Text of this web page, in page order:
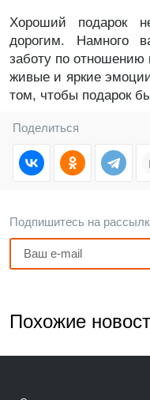
Хороший подарок
дорогим. Намного
заботу по
живые и яркие
том, чтобы подарок
Поделиться
Подпишитесь на
Похожие